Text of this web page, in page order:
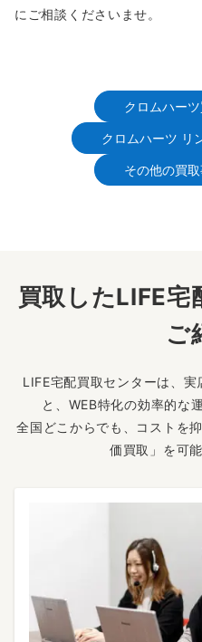
にご相談くださいませ。
クロムハー
クロムハーツ リ
その他の買
買取したLIFE宅
ご
LIFE宅配買取センターは、
と、WEB特化の効率的な
全国どこからでも、コストを
価買取」を可